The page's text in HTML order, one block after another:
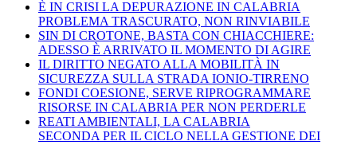
È IN CRISI LA DEPURAZIONE IN CALABRIA
PROBLEMA TRASCURATO, NON RINVIABILE
SIN DI CROTONE, BASTA CON CHIACCHIERE:
ADESSO È ARRIVATO IL MOMENTO DI AGIRE
IL DIRITTO NEGATO ALLA MOBILITÀ IN
SICUREZZA SULLA STRADA IONIO-TIRRENO
FONDI COESIONE, SERVE RIPROGRAMMARE
RISORSE IN CALABRIA PER NON PERDERLE
REATI AMBIENTALI, LA CALABRIA
SECONDA PER IL CICLO NELLA GESTIONE DEI